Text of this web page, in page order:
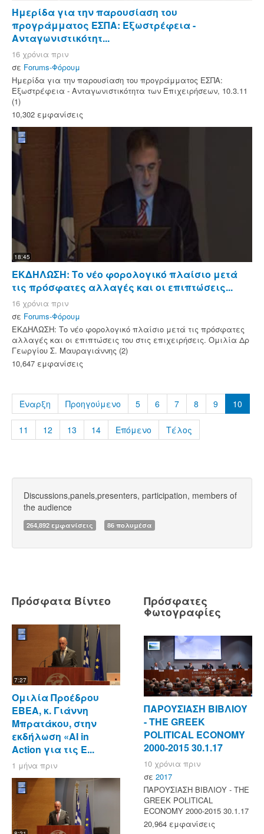
Ημερίδα για την παρουσίαση του
προγράμματος ΕΣΠΑ: Εξωστρέφεια -
Ανταγωνιστικότητ...
16 χρόνια πριν
σε Forums-Φόρουμ
Ημερίδα για την παρουσίαση του προγράμματος ΕΣΠΑ:
Εξωστρέφεια - Ανταγωνιστικότητα των Επιχειρήσεων, 10.3.11
(1)
10,302 εμφανίσεις
18:45
ΕΚΔΗΛΩΣΗ: Το νέο φορολογικό πλαίσιο μετά
τις πρόσφατες αλλαγές και οι επιπτώσεις...
16 χρόνια πριν
σε Forums-Φόρουμ
ΕΚΔΗΛΩΣΗ: Το νέο φορολογικό πλαίσιο μετά τις πρόσφατες
αλλαγές και οι επιπτώσεις του στις επιχειρήσεις. Ομιλία Δρ
Γεωργίου Σ. Μαυραγιάννης (2)
10,647 εμφανίσεις
Έναρξη Προηγούμενο 5 6 7 8 9 10
11 12 13 14 Επόμενο Τέλος
Discussions,panels,presenters, participation, members of
the audience
264,892 εμφανίσεις 86 πολυμέσα
Πρόσφατα Βίντεο
7:27
Ομιλία Προέδρου
ΕΒΕΑ, κ. Γιάννη
Μπρατάκου, στην
εκδήλωση «AI in
Action για τις Ε...
1 μήνα πριν
Πρόσφατες
Φωτογραφίες
ΠΑΡΟΥΣΙΑΣΗ ΒΙΒΛΙΟΥ
- ΤΗΕ GREEK
POLITICAL ECONOMY
2000-2015 30.1.17
10 χρόνια πριν
σε 2017
ΠΑΡΟΥΣΙΑΣΗ ΒΙΒΛΙΟΥ - ΤΗΕ
GREEK POLITICAL
ECONOMY 2000-2015 30.1.17
20,964 εμφανίσεις